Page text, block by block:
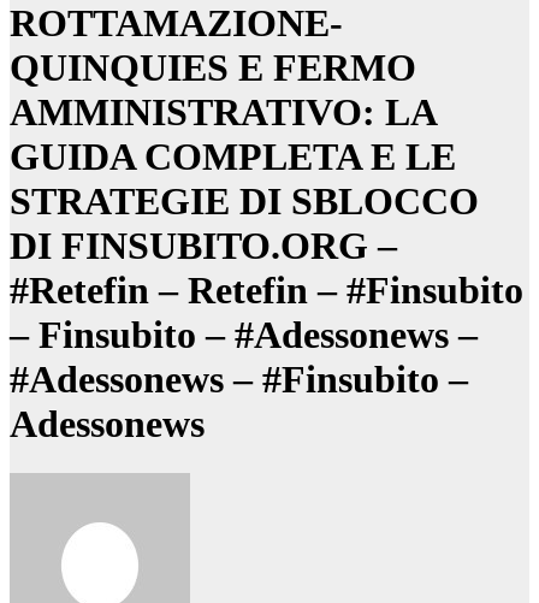
ROTTAMAZIONE-
QUINQUIES E FERMO
AMMINISTRATIVO: LA
GUIDA COMPLETA E LE
STRATEGIE DI SBLOCCO
DI FINSUBITO.ORG –
#Retefin – Retefin – #Finsubito
– Finsubito – #Adessonews –
#Adessonews – #Finsubito –
Adessonews